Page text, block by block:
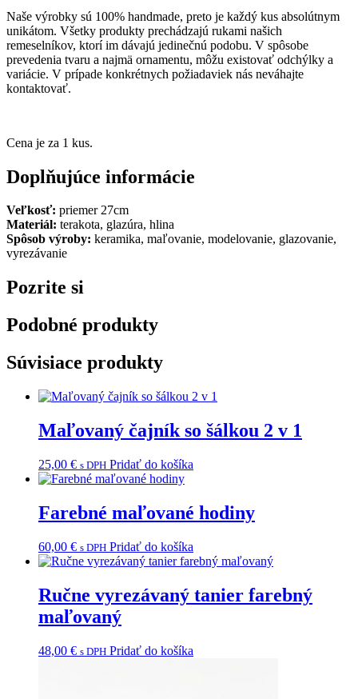
Naše výrobky sú 100% handmade, preto je každý kus absolútnym
unikátom. Všetky produkty prechádzajú rukami našich
remeselníkov, ktorí im dávajú jedinečnú podobu. V spôsobe
prevedenia tvaru a najmä ornamentu, môžu existovať odchýlky a
variácie. V prípade konkrétnych požiadaviek nás neváhajte
kontaktovať.
Cena je za 1 kus.
Doplňujúce informácie
Veľkosť: priemer 27cm
Materiál: terakota, glazúra, hlina
Spôsob výroby: keramika, maľovanie, modelovanie, glazovanie,
vyrezávanie
Pozrite si
Podobné produkty
Súvisiace produkty
Maľovaný čajník so šálkou 2 v 1
25,00 € s DPH Pridať do košíka
Farebné maľované hodiny
60,00 € s DPH Pridať do košíka
Ručne vyrezávaný tanier farebný
maľovaný
48,00 € s DPH Pridať do košíka